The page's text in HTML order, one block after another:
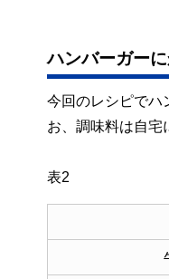
ハンバーガー
今回のレシピでハ
お、調味料は自宅
表2